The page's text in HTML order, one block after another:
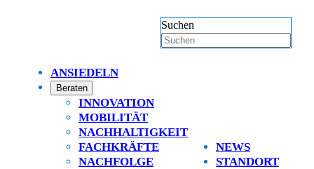
Suchen
ANSIEDELN
Beraten
INNOVATION
MOBILITÄT
NACHHALTIGKEIT
FACHKRÄFTE
NACHFOLGE
NEWS
STANDORT